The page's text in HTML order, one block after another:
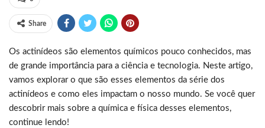
Share
Os actinídeos são elementos químicos pouco conhecidos, mas
de grande importância para a ciência e tecnologia. Neste artigo,
vamos explorar o que são esses elementos da série dos
actinídeos e como eles impactam o nosso mundo. Se você quer
descobrir mais sobre a química e física desses elementos,
continue lendo!